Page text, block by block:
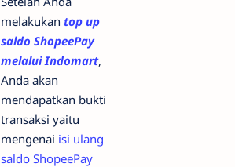
melakukan top up
saldo ShopeePay
melalui Indomart,
Anda akan
mendapatkan bukti
transaksi yaitu
mengenai isi ulang
saldo ShopeePay